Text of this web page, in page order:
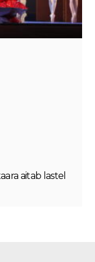
aitab lastel